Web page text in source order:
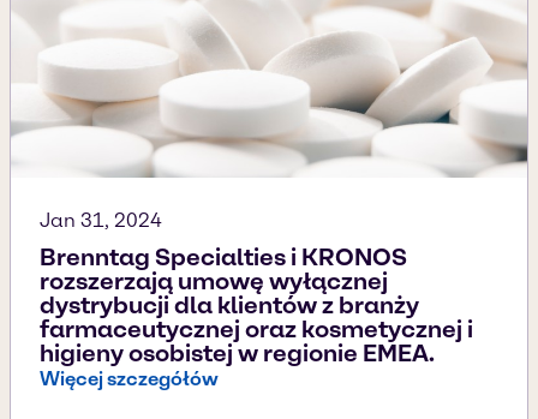
Jan 31, 2024
Brenntag Specialties i KRONOS
rozszerzają umowę wyłącznej
dystrybucji dla klientów z branży
farmaceutycznej oraz kosmetycznej i
higieny osobistej w regionie EMEA.
Więcej szczegółów